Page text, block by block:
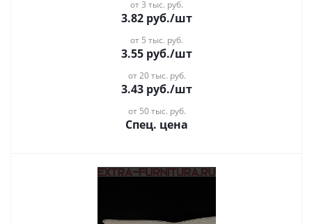
от 3 тыс. руб.
3.82 руб./шт
от 5 тыс. руб.
3.55 руб./шт
от 20 тыс. руб.
3.43 руб./шт
от 50 тыс. руб.
Спец. цена